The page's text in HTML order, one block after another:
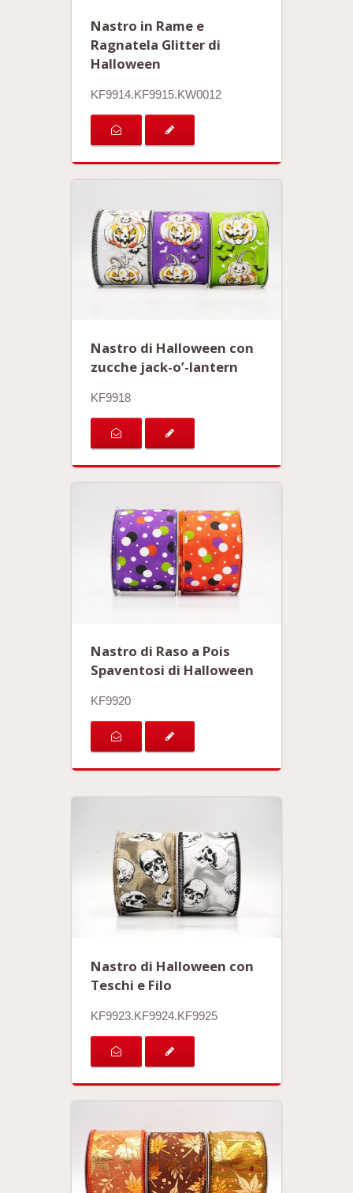
Nastro in Rame e
Ragnatela Glitter di
Halloween
KF9914.KF9915.KW0012
Nastro di Halloween con
zucche jack-o’-lantern
KF9918
Nastro di Raso a Pois
Spaventosi di Halloween
KF9920
Nastro di Halloween con
Teschi e Filo
KF9923.KF9924.KF9925